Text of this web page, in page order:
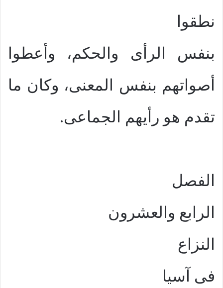
نطقوا
بنفس الرأى والحكم، وأعطوا
أصواتهم بنفس المعنى، وكان ما
تقدم هو رأيهم الجماعى.
الفصل
الرابع والعشرون
النزاع
فى آسيا